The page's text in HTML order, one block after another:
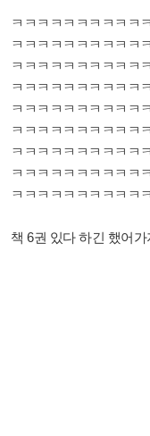
ㅋㅋㅋㅋㅋㅋㅋㅋㅋㅋ
ㅋㅋㅋㅋㅋㅋㅋㅋㅋㅋ
ㅋㅋㅋㅋㅋㅋㅋㅋㅋㅋ
ㅋㅋㅋㅋㅋㅋㅋㅋㅋㅋ
ㅋㅋㅋㅋㅋㅋㅋㅋㅋㅋ
ㅋㅋㅋㅋㅋㅋㅋㅋㅋㅋ
ㅋㅋㅋㅋㅋㅋㅋㅋㅋㅋ
ㅋㅋㅋㅋㅋㅋㅋㅋㅋㅋ
ㅋㅋㅋㅋㅋㅋㅋㅋㅋㅋ
책 6권 있다 하긴 했어